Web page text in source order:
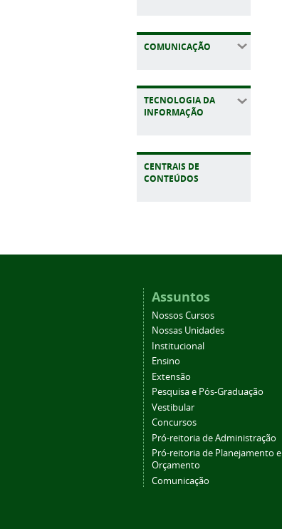
COMUNICAÇÃO
TECNOLOGIA DA
INFORMAÇÃO
CENTRAIS DE
CONTEÚDOS
Assuntos
Nossos Cursos
Nossas Unidades
Institucional
Ensino
Extensão
Pesquisa e Pós-Graduação
Vestibular
Concursos
Pró-reitoria de Administração
Pró-reitoria de Planejamento e
Orçamento
Comunicação